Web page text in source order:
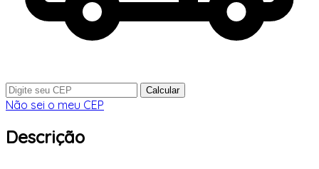
Calcular
Não sei o meu CEP
Descrição